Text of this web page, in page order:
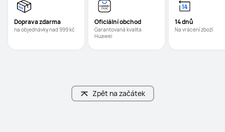
Doprava zdarma
na objednávky nad 999 kč
Oficiální obchod
Garantovaná kvalita
Huawei
14 dnů
Na vrácení zboží
Zpět na začátek